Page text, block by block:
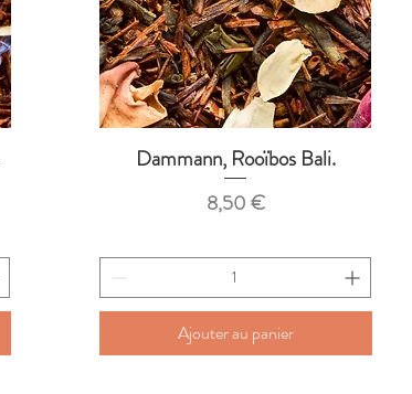
Aperçu rapide
Dammann, Rooïbos Bali.
Prix
8,50 €
Ajouter au panier